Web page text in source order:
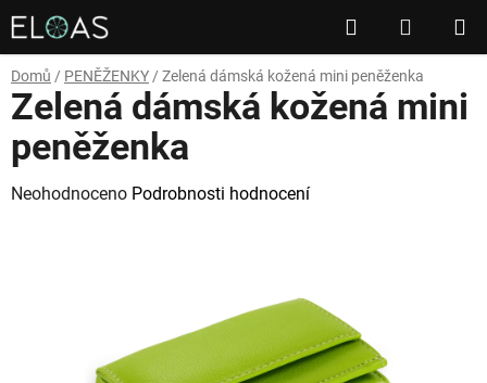
Přejít
na
obsah
Hledat
KOŠÍK
Domů / PENĚŽENKY / Zelená dámská kožená mini peněženka
Zelená dámská kožená mini
peněženka
Průměrné
Neohodnoceno Podrobnosti hodnocení